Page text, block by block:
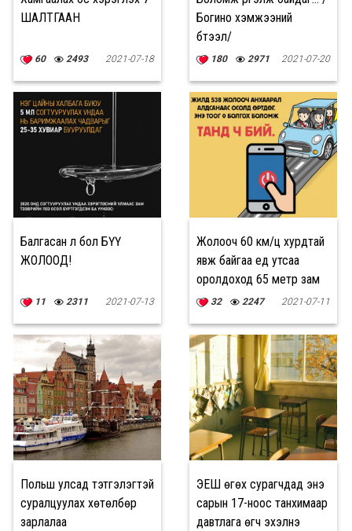
ШАЛТГААН
60 2493 2021-07-18
Богино хэмжээний
бүтээл/
180 2971 2021-07-20
Балгасан л бол БҮҮ
ЖОЛООД!
11 2311 2021-07-13
Жолооч 60 км/ц хурдтай
явж байгаа үед утсаа
оролдоход 65 метр зам
туулсан байдаг
32 2247 2021-07-11
Польш улсад тэтгэлэгтэй
суралцуулах хөтөлбөр
зарлалаа
ЭЕШ өгөх сурагчдад энэ
сарын 17-ноос танхимаар
давтлага өгч эхэлнэ